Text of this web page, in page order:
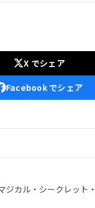
X でシェア
Facebook でシェア
ジカル・シークレット